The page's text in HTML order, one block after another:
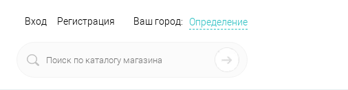
Вход Регистрация Ваш город: Определение